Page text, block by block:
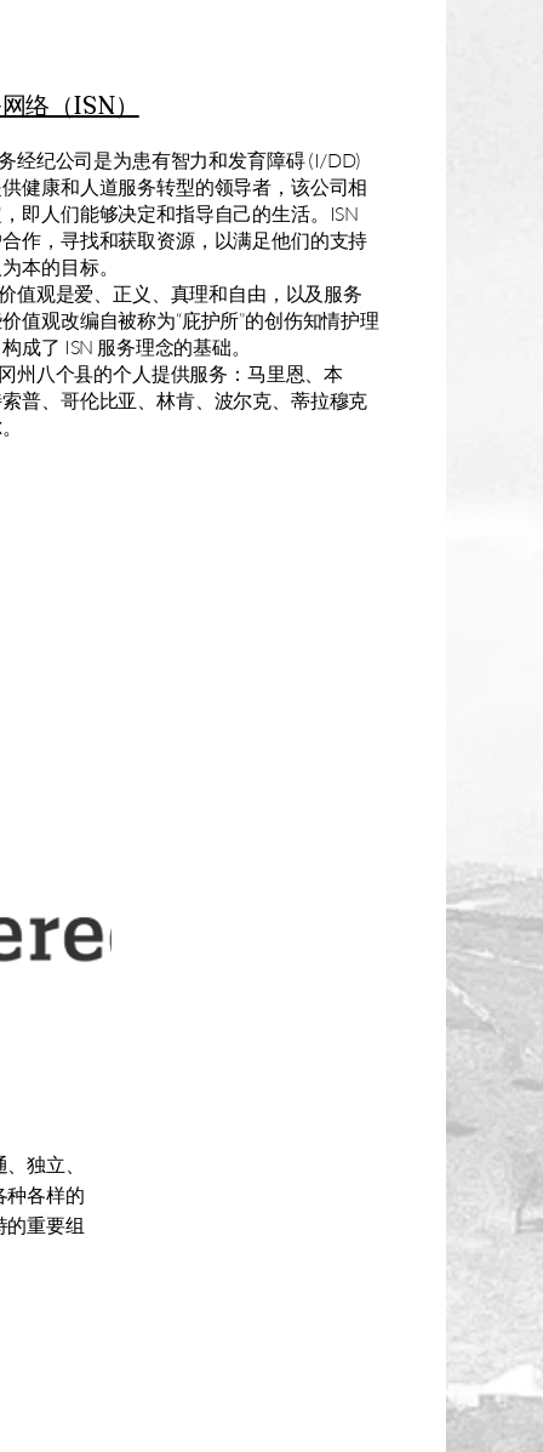
络（ISN）
经纪公司是为患有智力和发育障碍 (I/DD)
健康和人道服务转型的领导者，该公司相
即人们能够决定和指导自己的生活。ISN
作，寻找和获取资源，以满足他们的支持
本的目标。
值观是爱、正义、真理和自由，以及服务
值观改编自被称为“庇护所”的创伤知情护理
成了 ISN 服务理念的基础。
州八个县的个人提供服务：马里恩、本
普、哥伦比亚、林肯、波尔克、蒂拉穆克
独立、
种各样的
的重要组